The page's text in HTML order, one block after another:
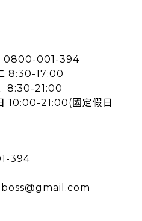
0800-001-394
8:30-17:00
8:30-21:00
10:00-21:00(國定假日
394